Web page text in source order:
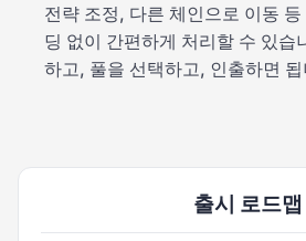
전략 조정, 다른 체인으로 이동
딩 없이 간편하게 처리할 수 있습
하고, 풀을 선택하고, 인출하면
출시 로드맵